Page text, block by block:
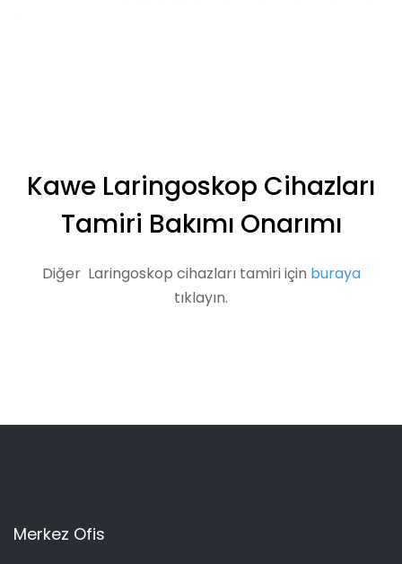
Kawe Laringoskop Cihazları
Tamiri Bakımı Onarımı
Diğer Laringoskop cihazları tamiri için buraya
tıklayın.
Merkez Ofis